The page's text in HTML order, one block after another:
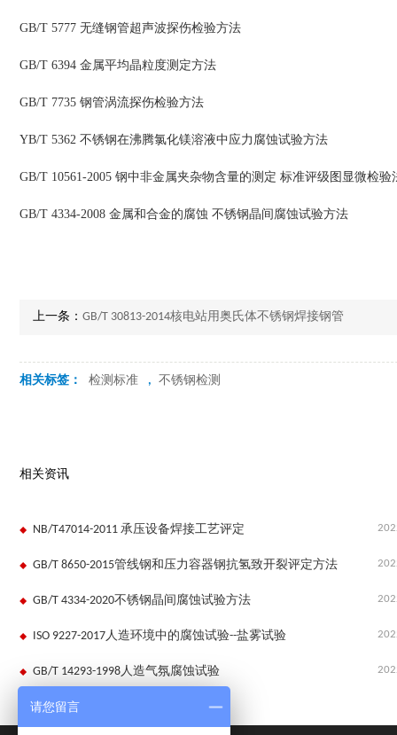
GB/T 5777 无缝钢管超声波探伤检验方法
GB/T 6394 金属平均晶粒度测定方法
GB/T 7735 钢管涡流探伤检验方法
YB/T 5362 不锈钢在沸腾氯化镁溶液中应力腐蚀试验方法
GB/T 10561-2005 钢中非金属夹杂物含量的测定 标准评级图显微检验
GB/T 4334-2008 金属和合金的腐蚀 不锈钢晶间腐蚀试验方法
上一条： GB/T 30813-2014核电站用奥氏体不锈钢焊接钢管
相关标签： 检测标准 , 不锈钢检测
相关资讯
NB/T47014-2011 承压设备焊接工艺评定
GB/T 8650-2015管线钢和压力容器钢抗氢致开裂评定方法
GB/T 4334-2020不锈钢晶间腐蚀试验方法
ISO 9227-2017人造环境中的腐蚀试验--盐雾试验
GB/T 14293-1998人造气氛腐蚀试验
请您留言